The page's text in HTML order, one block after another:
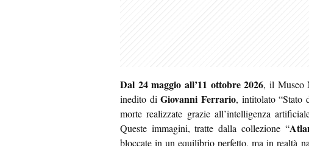
Dal 24 maggio all’11 ottobre 2026, il Museo
inedito diGiovanni Ferrario, intitolato “Stato
morte realizzate grazie all’intelligenza
Queste immagini, tratte dalla collezione “
bloccate in un equilibrio perfetto, ma in realtà